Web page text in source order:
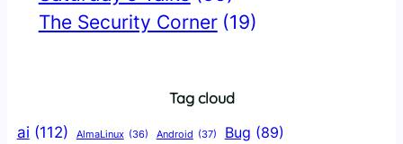
The Security Corner (19)
Tag cloud
ai (112) AlmaLinux (36) Android (37) Bug (89)